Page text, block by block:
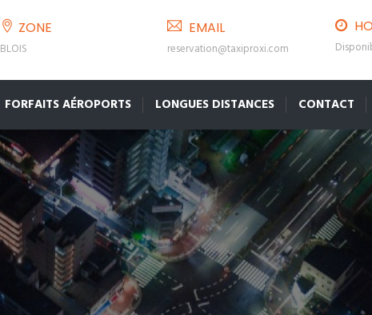
ZONE
BLOIS
EMAIL
reservation@taxiproxi.com
FORFAITS AÉROPORTS LONGUES DISTANCES CONTACT